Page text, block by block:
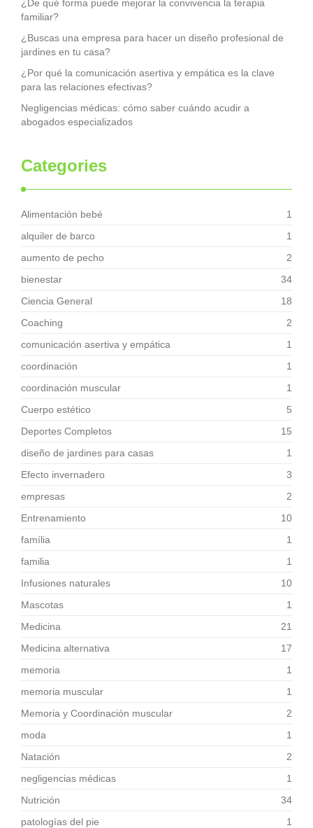
¿De qué forma puede mejorar la convivencia la terapia
familiar?
¿Buscas una empresa para hacer un diseño profesional de
jardines en tu casa?
¿Por qué la comunicación asertiva y empática es la clave
para las relaciones efectivas?
Negligencias médicas: cómo saber cuándo acudir a
abogados especializados
Categories
Alimentación bebé
1
alquiler de barco
1
aumento de pecho
2
bienestar
34
Ciencia General
18
Coaching
2
comunicación asertiva y empática
1
coordinación
1
coordinación muscular
1
Cuerpo estético
5
Deportes Completos
15
diseño de jardines para casas
1
Efecto invernadero
3
empresas
2
Entrenamiento
10
família
1
familia
1
Infusiones naturales
10
Mascotas
1
Medicina
21
Medicina alternativa
17
memoria
1
memoria muscular
1
Memoria y Coordinación muscular
2
moda
1
Natación
2
negligencias médicas
1
Nutrición
34
patologías del pie
1